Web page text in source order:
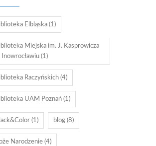
Elbląska(1)
Miejska im. J. Kasprowicza
Inowrocławiu(1)
Raczyńskich(4)
UAM Poznań(1)
(1) blog(8)
Narodzenie(4)